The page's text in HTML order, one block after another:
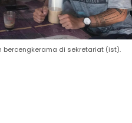
di sekretariat (ist).